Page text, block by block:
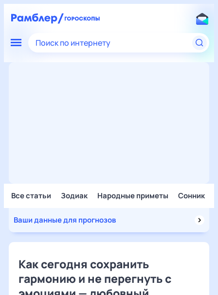
Поиск по интернету
Все статьи Зодиак Народные приметы Сонник
Ваши данные для прогнозов
Как сегодня сохранить
гармонию и не перегнуть с